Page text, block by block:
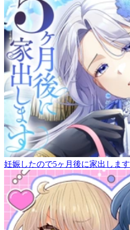
妊娠したので5ヶ月後に家出します